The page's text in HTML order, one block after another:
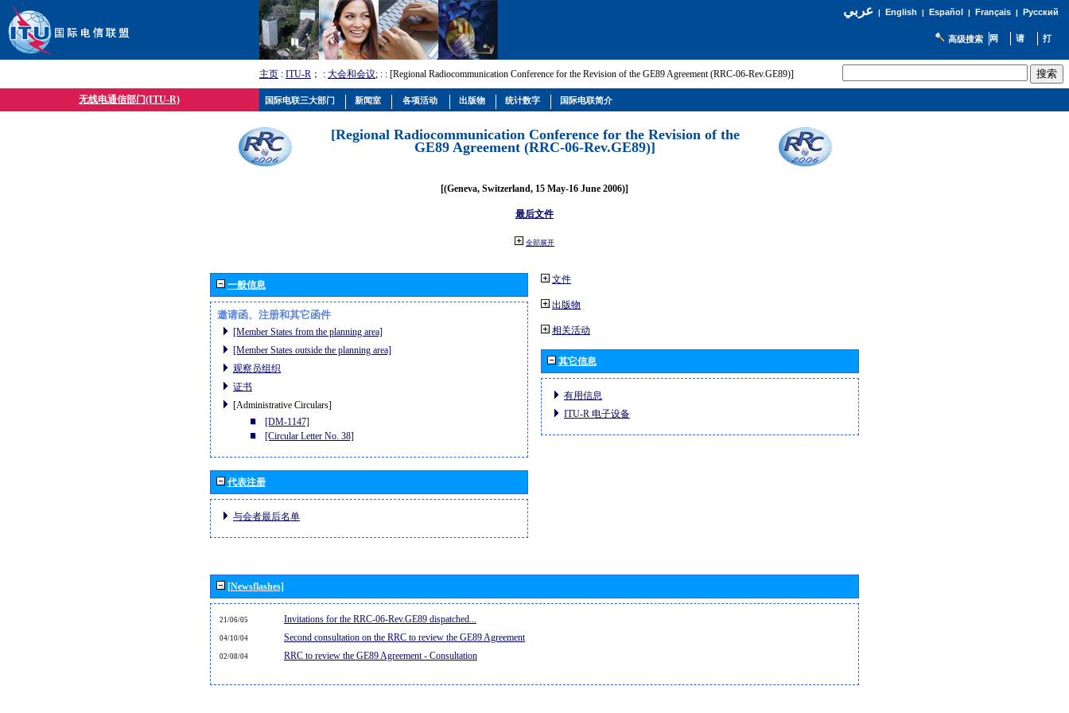
عربي| English | Español | Français| Русский
高级搜索
主页 : ITU-R ； : 大会和会议; : : [Regional Radiocommunication Conference for the Revision of the GE89 Agreement (RRC-06-Rev.GE89)]
无线电通信部门(ITU-R)
[Regional Radiocommunication Conference for the Revision of the
GE89 Agreement (RRC-06-Rev.GE89)]
[(Geneva, Switzerland, 15 May-16 June 2006)]
最后文件
全部展开
一般信息
邀请函、注册和其它函件
[Member States from the planning area]
[Member States outside the planning area]
观察员组织
证书
[Administrative Circulars]
[DM-1147]
[Circular Letter No. 38]
代表注册
与会者最后名单
文件
出版物
相关活动
其它信息
有用信息
ITU-R 电子设备
[Newsflashes]
21/06/05 Invitations for the RRC-06-Rev.GE89 dispatched...
04/10/04 Second consultation on the RRC to review the GE89 Agreement
02/08/04 RRC to review the GE89 Agreement - Consultation
国际电联三大部门 新闻室 各项活动 出版物 统计数字 国际电联简介